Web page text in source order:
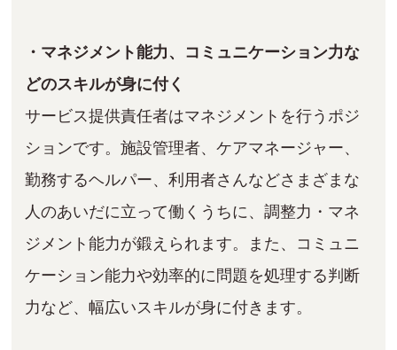
・マネジメント能力、コミュニケーション力な
どのスキルが身に付く
サービス提供責任者はマネジメントを行うポジ
ションです。施設管理者、ケアマネージャー、
勤務するヘルパー、利用者さんなどさまざまな
人のあいだに立って働くうちに、調整力・マネ
ジメント能力が鍛えられます。また、コミュニ
ケーション能力や効率的に問題を処理する判断
力など、幅広いスキルが身に付きます。